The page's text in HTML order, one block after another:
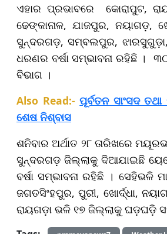
ଏହାର ପ୍ରଭାବରେ କୋରାପୁଟ,
ଢେଙ୍କାନାଳ, ଯାଜପୁର, ନୟାଗଡ଼,
ସୁନ୍ଦରଗଡ଼, ସମ୍ବଲପୁର,
ଧରଣର ବର୍ଷା ସମ୍ଭାବନା ରହିଛି ।
ବିଭାଗ ।
Also Read:- ପୂର୍ବତନ ସାଂସଦ
ଶେଷ ନିଶ୍ବାସ
ଶନିବାର ଅର୍ଥାତ ୨୮ ତାରିଖରେ
ସୁନ୍ଦରଗଡ଼ ଜିଲ୍ଲାକୁ ଦିଆଯାଇଛି
ବର୍ଷା ସମ୍ଭାବନା ରହିଛି । ସେହିଭଳି
ଜଗତସିଂହପୁର, ପୁରୀ, ଖୋର୍ଦ୍ଧା,
ରାୟଗଡ଼ା ଭଳି ୧୭ ଜିଲ୍ଲାକୁ ଘଡ଼ଘଡ଼ି